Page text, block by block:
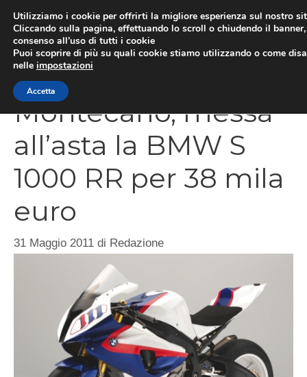
contenuto
Montecarlo, messa
all’asta la BMW S
1000 RR per 38 mila
euro
31 Maggio 2011 di Redazione
Utilizziamo i cookie per offrirti la migliore esperienza sul nostro
Cliccando sulla pagina, effettuando lo scroll o chiudendo il
consenso all’uso di tutti i cookie
Puoi scoprire di più su quali cookie stiamo utilizzando o come
nelle impostazioni
Accetta